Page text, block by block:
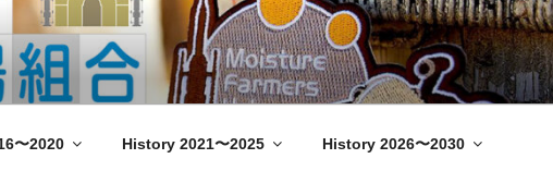
–
〜2020 History 2021〜2025 History 2026〜2030